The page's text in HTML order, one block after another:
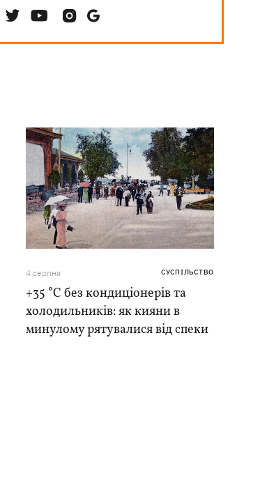
4 серпня СУСПІЛЬСТВО
+35 °C без кондиціонерів та
холодильників: як кияни в
минулому рятувалися від спеки